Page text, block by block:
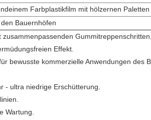
Farbplastikfilm mit hölzernen Paletten
Bauernhöfen
Effekt.
bewusste kommerzielle Anwendungen
- ultra niedrige Erschütterung.
Wartung.